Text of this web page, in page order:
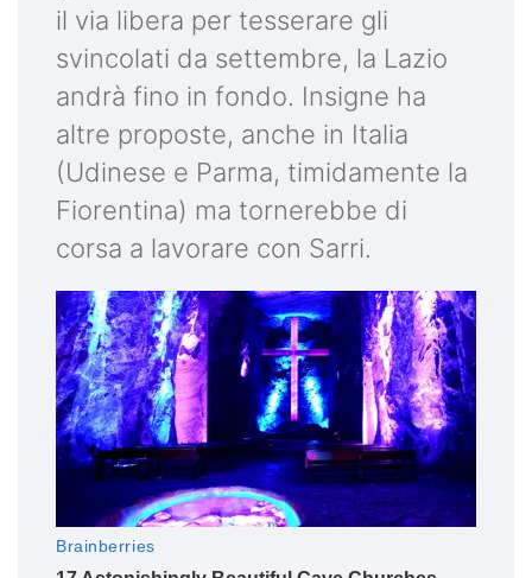
il via libera per tesserare gli
svincolati da settembre, la Lazio
andrà fino in fondo. Insigne ha
altre proposte, anche in Italia
(Udinese e Parma, timidamente la
Fiorentina) ma tornerebbe di
corsa a lavorare con Sarri.